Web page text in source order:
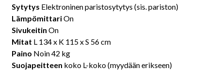
Sytytys Elektroninen paristosytytys (sis. pariston)
LämpömittariOn
Sivukeitin On
Mitat L 134 x K 115 x S 56 cm
Paino Noin 42 kg
Suojapeitteen koko L-koko (myydään erikseen)